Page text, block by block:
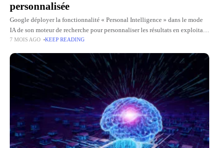
personnalisée
Google déployer la fonctionnalité « Personal Intelligence » dans le mode
IA de son moteur de recherche pour personnaliser les résultats en exploitant
les données de Gmail et Google Photos.
7 MOIS AGO KEEP READING